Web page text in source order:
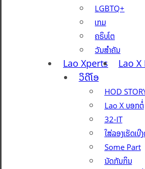
LGBTQ+
ເກມ
ຄຣິບໂຕ
ວັນສຳຄັນ
Lao Xperts
Lao
ວິດີໂອ
HOD
Lao X ບອກຕໍ່
32-IT
ໃສ່ລອງເຮັດເບີ
Some Part
ນັດກັນກິນ